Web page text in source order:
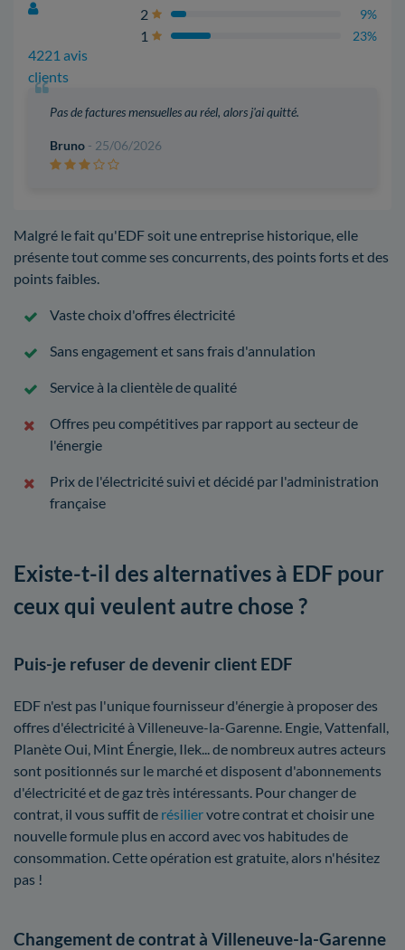
4221 avis
clients
2
9%
1 23%
Pas de factures mensuelles au réel, alors j'ai quitté.
Bruno - 25/06/2026
Malgré le fait qu'EDF soit une entreprise historique, elle
présente tout comme ses concurrents, des points forts et des
points faibles.
Vaste choix d'offres électricité
Sans engagement et sans frais d'annulation
Service à la clientèle de qualité
Offres peu compétitives par rapport au secteur de
l'énergie
Prix de l'électricité suivi et décidé par l'administration
française
Existe-t-il des alternatives à EDF pour
ceux qui veulent autre chose ?
Puis-je refuser de devenir client EDF
EDF n'est pas l'unique fournisseur d'énergie à proposer des
offres d'électricité à Villeneuve-la-Garenne. Engie, Vattenfall,
Planète Oui, Mint Énergie, Ilek... de nombreux autres acteurs
sont positionnés sur le marché et disposent d'abonnements
d'électricité et de gaz très intéressants. Pour changer de
contrat, il vous suffit de résiliervotre contrat et choisir une
nouvelle formule plus en accord avec vos habitudes de
consommation. Cette opération est gratuite, alors n'hésitez
pas !
Changement de contrat à Villeneuve-la-Garenne